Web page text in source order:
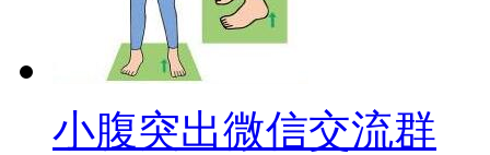
小腹突出微信交流群